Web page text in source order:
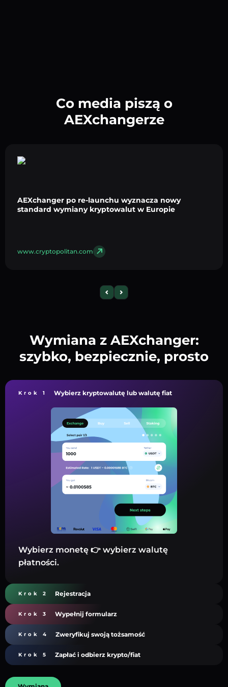
Co media piszą o
AEXchangerze
AEXchanger po re-launchu wyznacza nowy
standard wymiany kryptowalut w Europie
www.cryptopolitan.com
Wymiana z AEXchanger:
szybko, bezpiecznie, prosto
Krok 1 Wybierz kryptowalutę lub walutę fiat
Wybierz monetę 👉 wybierz walutę
płatności.
Krok 2 Rejestracja
Krok 3 Wypełnij formularz
Krok 4 Zweryfikuj swoją tożsamość
Krok 5 Zapłać i odbierz krypto/fiat